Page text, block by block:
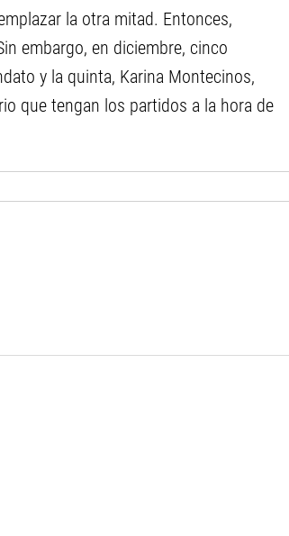
la otra mitad. Entonces,
embargo, en diciembre, cinco
y la quinta, Karina Montecinos,
que tengan los partidos a la hora de